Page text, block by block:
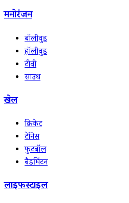
मनोरंजन
बॉलीवुड
हॉलीवुड
टीवी
साउथ
खेल
क्रिकेट
टेनिस
फुटबॉल
बैडमिंटन
लाइफस्टाइल